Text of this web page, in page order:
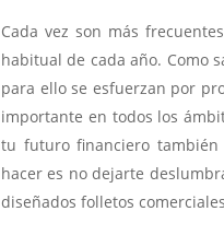
Cada vez son más
habitual de cada año. Como
para ello se esfuerzan por
importante en todos los
tu futuro financiero también
hacer es no dejarte
diseñados folletos